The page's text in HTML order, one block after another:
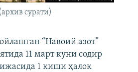
сурати)
“Навоий азот”
11 март куни содир
1 киши ҳалок